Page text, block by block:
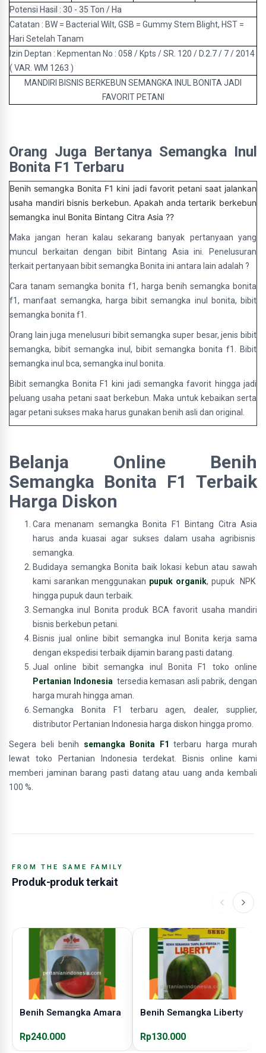
Potensi Hasil : 30 - 35 Ton / Ha
Catatan : BW = Bacterial Wilt, GSB = Gummy Stem Blight, HST =
Hari Setelah Tanam
Izin Deptan : Kepmentan No : 058 / Kpts / SR. 120 / D.2.7 / 7 / 2014
( VAR. WM 1263 )
MANDIRI BISNIS BERKEBUN SEMANGKA INUL BONITA JADI
FAVORIT PETANI
Orang Juga Bertanya Semangka Inul
Bonita F1 Terbaru
Benih semangka Bonita F1 kini jadi favorit petani saat jalankan
usaha mandiri bisnis berkebun. Apakah anda tertarik berkebun
semangka inul Bonita Bintang Citra Asia ??
Maka jangan heran kalau sekarang banyak pertanyaan yang
muncul berkaitan dengan bibit Bintang Asia ini. Penelusuran
terkait pertanyaan bibit semangka Bonita ini antara lain adalah ?
Cara tanam semangka bonita f1, harga benih semangka bonita
f1, manfaat semangka, harga bibit semangka inul bonita, bibit
semangka bonita f1.
Orang lain juga menelusuri bibit semangka super besar, jenis bibit
semangka, bibit semangka inul, bibit semangka bonita f1. Bibit
semangka inul bca, semangka inul bonita.
Bibit semangka Bonita F1 kini jadi semangka favorit hingga jadi
peluang usaha petani saat berkebun. Maka untuk kebaikan serta
agar petani sukses maka harus gunakan benih asli dan original.
Belanja Online Benih
Semangka Bonita F1 Terbaik
Harga Diskon
Cara menanam semangka Bonita F1 Bintang Citra Asia
harus anda kuasai agar sukses dalam usaha agribisnis
semangka.
Budidaya semangka Bonita baik lokasi kebun atau sawah
kami sarankan menggunakan pupuk organik, pupuk NPK
hingga pupuk daun terbaik.
Semangka inul Bonita produk BCA favorit usaha mandiri
bisnis berkebun petani.
Bisnis jual online bibit semangka inul Bonita kerja sama
dengan ekspedisi terbaik dijamin barang pasti datang.
Jual online bibit semangka inul Bonita F1 toko online
Pertanian Indonesia tersedia kemasan asli pabrik, dengan
harga murah hingga aman.
Semangka Bonita F1 terbaru agen, dealer, supplier,
distributor Pertanian Indonesia harga diskon hingga promo.
Segera beli benih semangka Bonita F1 terbaru harga murah
lewat toko Pertanian Indonesia terdekat. Bisnis online kami
memberi jaminan barang pasti datang atau uang anda kembali
100 %.
FROM THE SAME FAMILY
Produk-produk terkait
Benih Semangka Amara
Rp240.000
Benih Semangka Liberty
Rp130.000